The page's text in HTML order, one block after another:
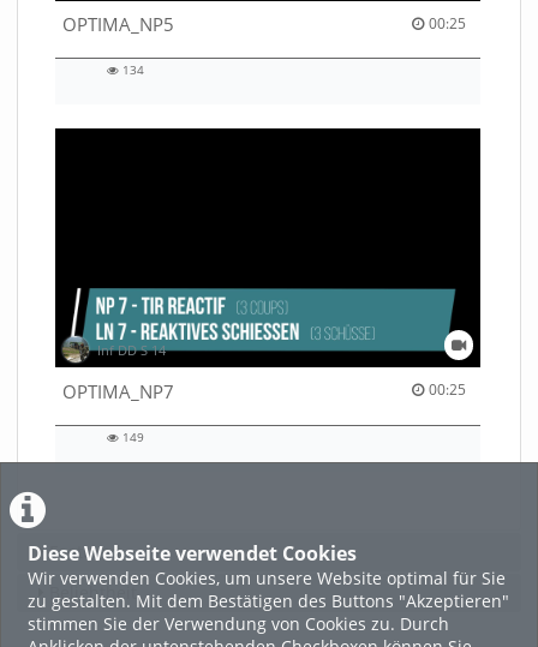
Diese Webseite verwendet Cookies
Wir verwenden Cookies, um unsere Website optimal für Sie
zu gestalten. Mit dem Bestätigen des Buttons "Akzeptieren"
stimmen Sie der Verwendung von Cookies zu. Durch
OPTIMA_NP5 00:25
00:25 duration
134
Inf DD S 14
OPTIMA_NP7 00:25
00:25 duration
149
views
Featured
Beliebtheit